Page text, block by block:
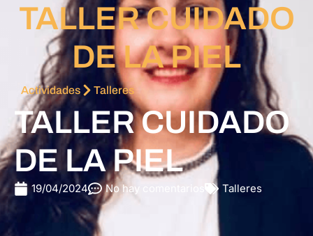
TALLER CUIDADO
DE LA PIEL
Actividades Talleres
TALLER CUIDADO
DE LA PIEL
19/04/2024 No hay comentarios Talleres